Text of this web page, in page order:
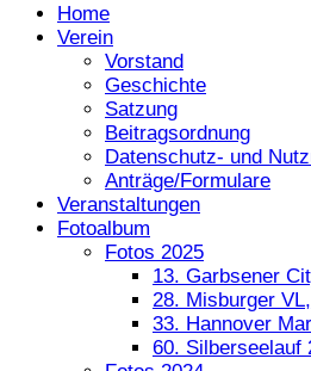
Home
Verein
Vorstand
Geschichte
Satzung
Beitragsordnung
Datenschutz- und
Anträge/Formulare
Veranstaltungen
Fotoalbum
Fotos 2025
13. Garbsener
28. Misburger
33. Hannover
60. Silberseelauf